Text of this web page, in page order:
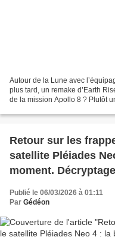
Autour de la Lune avec
plus tard, un remake d’Earth
de la mission Apollo 8 ? Plutôt
Retour sur les
satellite Pléiades
moment.
Publié le 06/03/2026 à 01:11
Par Gédéon